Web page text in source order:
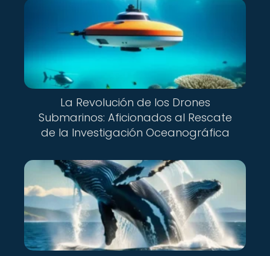
La Revolución de los Drones
Submarinos: Aficionados al Rescate
de la Investigación Oceanográfica